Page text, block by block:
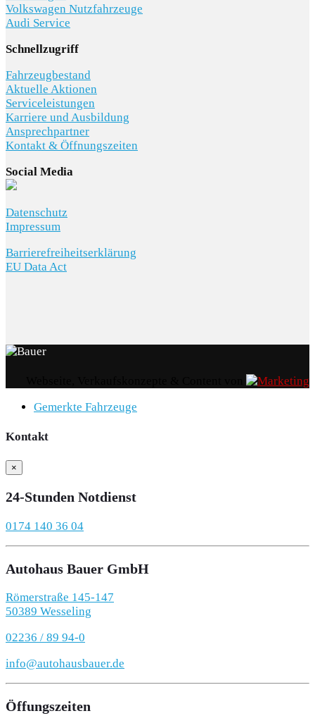
Volkswagen Nutzfahrzeuge
Audi Service
Schnellzugriff
Fahrzeugbestand
Aktuelle Aktionen
Serviceleistungen
Karriere und Ausbildung
Ansprechpartner
Kontakt & Öffnungszeiten
Social Media
Datenschutz
Impressum
Barrierefreiheitserklärung
EU Data Act
Gemerkte Fahrzeuge
Kontakt
×
24-Stunden Notdienst
0174 140 36 04
Autohaus Bauer GmbH
Römerstraße 145-147
50389 Wesseling
02236 / 89 94-0
info@autohausbauer.de
Öffungszeiten